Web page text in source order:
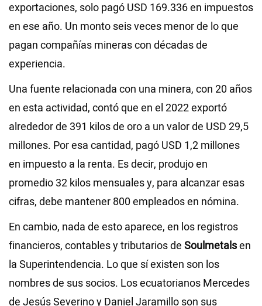
exportaciones, solo pagó USD 169.336 en impuestos
en ese año. Un monto seis veces menor de lo que
pagan compañías mineras con décadas de
experiencia.
Una fuente relacionada con una minera, con 20 años
en esta actividad, contó que en el 2022 exportó
alrededor de 391 kilos de oro a un valor de USD 29,5
millones. Por esa cantidad, pagó USD 1,2 millones
en impuesto a la renta. Es decir, produjo en
promedio 32 kilos mensuales y, para alcanzar esas
cifras, debe mantener 800 empleados en nómina.
En cambio, nada de esto aparece, en los registros
financieros, contables y tributarios de Soulmetalsen
la Superintendencia. Lo que sí existen son los
nombres de sus socios. Los ecuatorianos Mercedes
de Jesús Severino y Daniel Jaramillo son sus